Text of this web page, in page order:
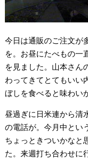
今日は通販のご注文が
を。お昼にたべもの一
を見ました。山本さん
わってきてとてもいい
ぼしを食べると味わい
昼過ぎに日米連から清
の電話が。今月中とい
ちょっときついかなと
た。来週打ち合わせに